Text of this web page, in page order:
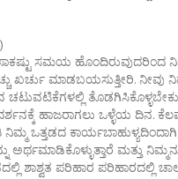
ಸಮಯ ಹೊಂದಿರುವುದರಿಂದ
ಖರ್ಚು ಮಾಡಬಯಸುತ್ತೀರಿ.
ತೊಡಗಿಸಿಕೊಳ್ಳಬೇಕು.
ಹಾಜರಾಗಲು ಒಳ್ಳೆಯ ದಿನ.
ನಿಮ್ಮ ಒತ್ತಡದ
ಮತ್ತು
ಶಾಶ್ವತ ಪರಿಹಾರ ಪರಿಹಾರದಲ್ಲಿ